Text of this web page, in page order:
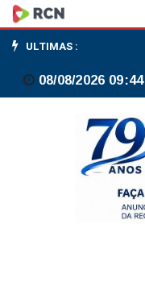
Brasil
e
Suriname
negociar
acordo
ULTIMAS :
08/08/2026 09:44